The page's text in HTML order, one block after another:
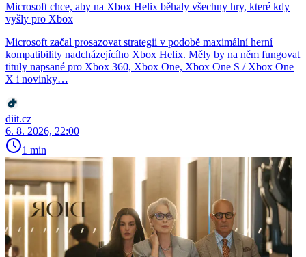
Microsoft chce, aby na Xbox Helix běhaly všechny hry, které kdy
vyšly pro Xbox
Microsoft začal prosazovat strategii v podobě maximální herní
kompatibility nadcházejícího Xbox Helix. Měly by na něm fungovat
tituly napsané pro Xbox 360, Xbox One, Xbox One S / Xbox One
X i novinky…
diit.cz
6. 8. 2026, 22:00
1 min